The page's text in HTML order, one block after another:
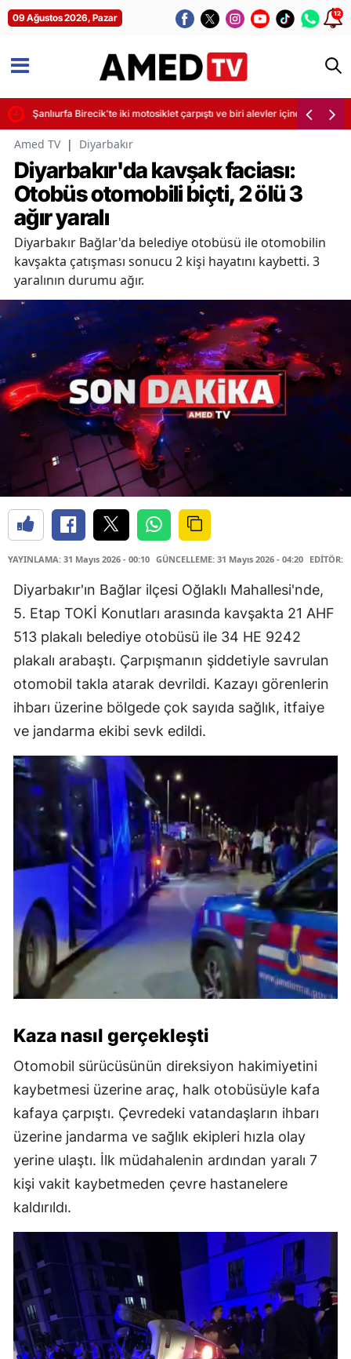
09 Ağustos 2026, Pazar 12
Şanlıurfa Birecik'te iki motosiklet çarpıştı ve biri alevler içinde kaldı
Amed TV | Diyarbakır
Diyarbakır'da kavşak faciası:
Otobüs otomobili biçti, 2 ölü 3
ağır yaralı
Diyarbakır Bağlar'da belediye otobüsü ile otomobilin
kavşakta çatışması sonucu 2 kişi hayatını kaybetti. 3
yaralının durumu ağır.
YAYINLAMA: 31 Mayıs 2026 - 00:10 GÜNCELLEME: 31 Mayıs 2026 - 04:20 EDİTÖR:
Diyarbakır'ın Bağlar ilçesi Oğlaklı Mahallesi'nde,
5. Etap TOKİ Konutları arasında kavşakta 21 AHF
513 plakalı belediye otobüsü ile 34 HE 9242
plakalı arabaştı. Çarpışmanın şiddetiyle savrulan
otomobil takla atarak devrildi. Kazayı görenlerin
ihbarı üzerine bölgede çok sayıda sağlık, itfaiye
ve jandarma ekibi sevk edildi.
Kaza nasıl gerçekleşti
Otomobil sürücüsünün direksiyon hakimiyetini
kaybetmesi üzerine araç, halk otobüsüyle kafa
kafaya çarpıştı. Çevredeki vatandaşların ihbarı
üzerine jandarma ve sağlık ekipleri hızla olay
yerine ulaştı. İlk müdahalenin ardından yaralı 7
kişi vakit kaybetmeden çevre hastanelere
kaldırıldı.